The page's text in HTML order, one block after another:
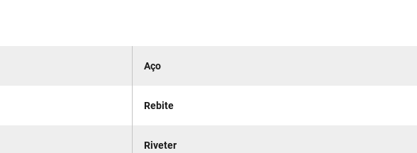
Aço
Rebite
Riveter